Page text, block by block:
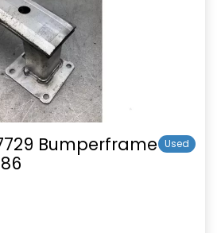
Bumperframe Used